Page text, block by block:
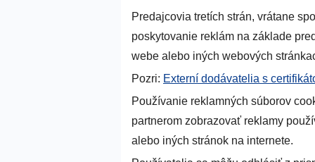
Predajcovia tretích strán, vrátane
poskytovanie reklám na základe
webe alebo iných webových
Pozri: Externí dodávatelia s
Používanie reklamných súborov
partnerom zobrazovať reklamy
alebo iných stránok na internete.